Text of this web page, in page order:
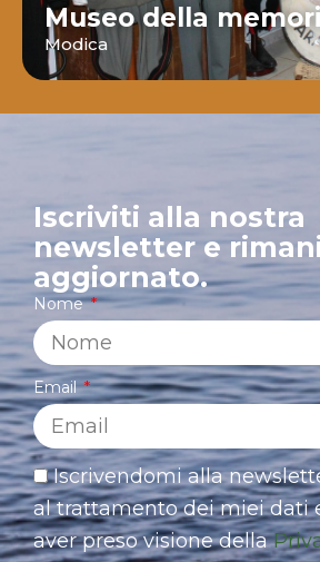
Museo della
Modica
Iscriviti alla nostra
newsletter e
aggiornato.
Nome
Email
Iscrivendomi alla
al trattamento dei miei dati
aver preso visione della